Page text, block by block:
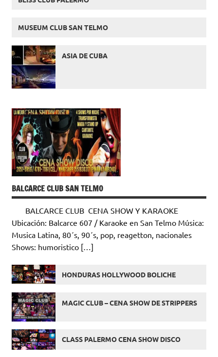
MUSEUM CLUB SAN TELMO
ASIA DE CUBA
BALCARCE CLUB SAN TELMO
BALCARCE CLUB CENA SHOW Y KARAOKE
Ubicación: Balcarce 607 / Karaoke en San Telmo Música:
Musica Latina, 80´s, 90´s, pop, reagetton, nacionales
Shows: humoristico […]
HONDURAS HOLLYWOOD BOLICHE
MAGIC CLUB – CENA SHOW DE STRIPPERS
CLASS PALERMO CENA SHOW DISCO